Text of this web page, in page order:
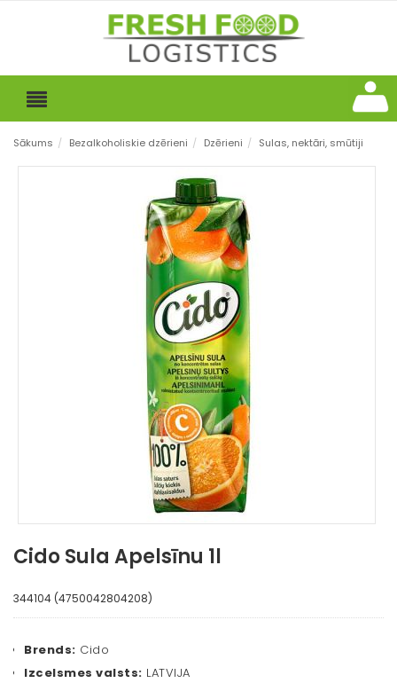
Sākums / Bezalkoholiskie dzērieni / Dzērieni / Sulas, nektāri, smūtiji
Cido Sula Apelsīnu 1l
344104 (4750042804208)
Brends: Cido
Izcelsmes valsts: LATVIJA